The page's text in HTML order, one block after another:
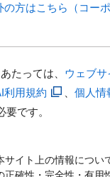
方はこちら（コー
たっては、 ウェブ
利用規約
個人情
要です。
サイト上の情報につい
正確性・完全性・有用